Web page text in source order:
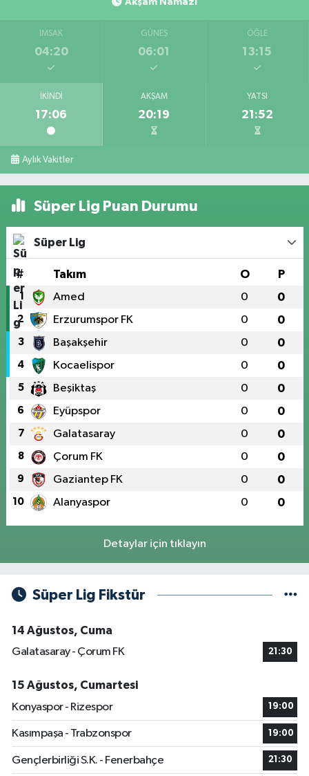
İMSAK
04:20
GÜNEŞ
06:01
ÖĞLE
13:15
İKINDI
17:06
AKŞAM
20:19
YATSI
21:52
Aylık Vakitler
Süper Lig Puan Durumu
Süper Lig
# Takım O P
1 Amed 0 0
2 Erzurumspor FK 0 0
3 Başakşehir 0 0
4 Kocaelispor 0 0
5 Beşiktaş 0 0
6 Eyüpspor 0 0
7 Galatasaray 0 0
8 Çorum FK 0 0
9 Gaziantep FK 0 0
10 Alanyaspor 0 0
Detaylar için tıklayın
Süper Lig Fikstür
14 Ağustos, Cuma
Galatasaray - Çorum FK
21:30
15 Ağustos, Cumartesi
Konyaspor - Rizespor
19:00
Kasımpaşa - Trabzonspor 19:00
Gençlerbirliği S.K. - Fenerbahçe 21:30